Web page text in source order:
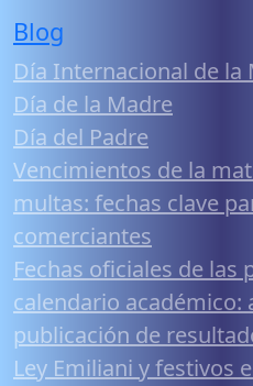
Blog
Día Internacional de la
Día de la Madre
Día del Padre
Vencimientos de la
multas: fechas clave
comerciantes
Fechas oficiales de las
calendario académico:
publicación de
Ley Emiliani y festivos